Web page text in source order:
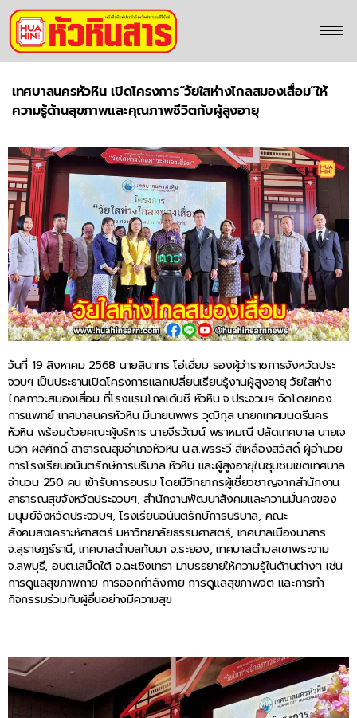
เทศบาลนครหัวหิน เปิดโครงการ“วัยใสห่างไกลสมองเสื่อม”ให้
ความรู้ด้านสุขภาพและคุณภาพชีวิตกับผู้สูงอายุ
วันที่ 19 สิงหาคม 2568 นายสินาทร โอ่เอี่ยม รองผู้ว่าราชการจังหวัดประ
จวบฯ เป็นประธานเปิดโครงการแลกเปลี่ยนเรียนรู้งานผู้สูงอายุ วัยใสห่าง
ไกลภาวะสมองเสื่อม ที่โรงแรมโกลเด้นซี หัวหิน จ.ประจวบฯ จัดโดยกอง
การแพทย์ เทศบาลนครหัวหิน มีนายนพพร วุฒิกุล นายกเทศมนตรีนคร
หัวหิน พร้อมด้วยคณะผู้บริหาร นายจีรวัฒน์ พราหมณี ปลัดเทศบาล นายเจ
นวิท ผลิศักดิ์ สาธารณสุขอำเภอหัวหิน น.ส.พรระวี สีเหลืองสวัสดิ์ ผู้อำนวย
การโรงเรียนอนันตรักษ์การบริบาล หัวหิน และผู้สูงอายุในชุมชนเขตเทศบาล
จำนวน 250 คน เข้ารับการอบรม โดยมีวิทยากรผู้เชี่ยวชาญจากสำนักงาน
สาธารณสุขจังหวัดประจวบฯ, สำนักงานพัฒนาสังคมและความมั่นคงของ
มนุษย์จังหวัดประจวบฯ, โรงเรียนอนันตรักษ์การบริบาล, คณะ
สังคมสงเคราะห์ศาสตร์ มหาวิทยาลัยธรรมศาสตร์, เทศบาลเมืองนาสาร
จ.สุราษฎร์ธานี, เทศบาลตำบลทับมา จ.ระยอง, เทศบาลตำบลเขาพระงาม
จ.ลพบุรี, อบต.เสม็ดใต้ จ.ฉะเชิงเทรา มาบรรยายให้ความรู้ในด้านต่างๆ เช่น
การดูแลสุขภาพกาย การออกกำลังกาย การดูแลสุขภาพจิต และการทำ
กิจกรรมร่วมกับผู้อื่นอย่างมีความสุข